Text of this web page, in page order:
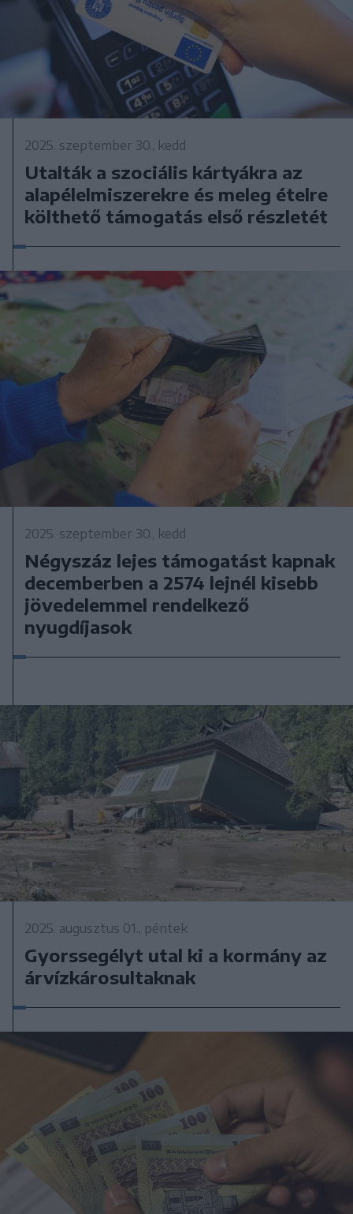
2025. szeptember 30., kedd
Utalták a szociális kártyákra az
alapélelmiszerekre és meleg ételre
költhető támogatás első részletét
2025. szeptember 30., kedd
Négyszáz lejes támogatást kapnak
decemberben a 2574 lejnél kisebb
jövedelemmel rendelkező
nyugdíjasok
2025. augusztus 01., péntek
Gyorssegélyt utal ki a kormány az
árvízkárosultaknak